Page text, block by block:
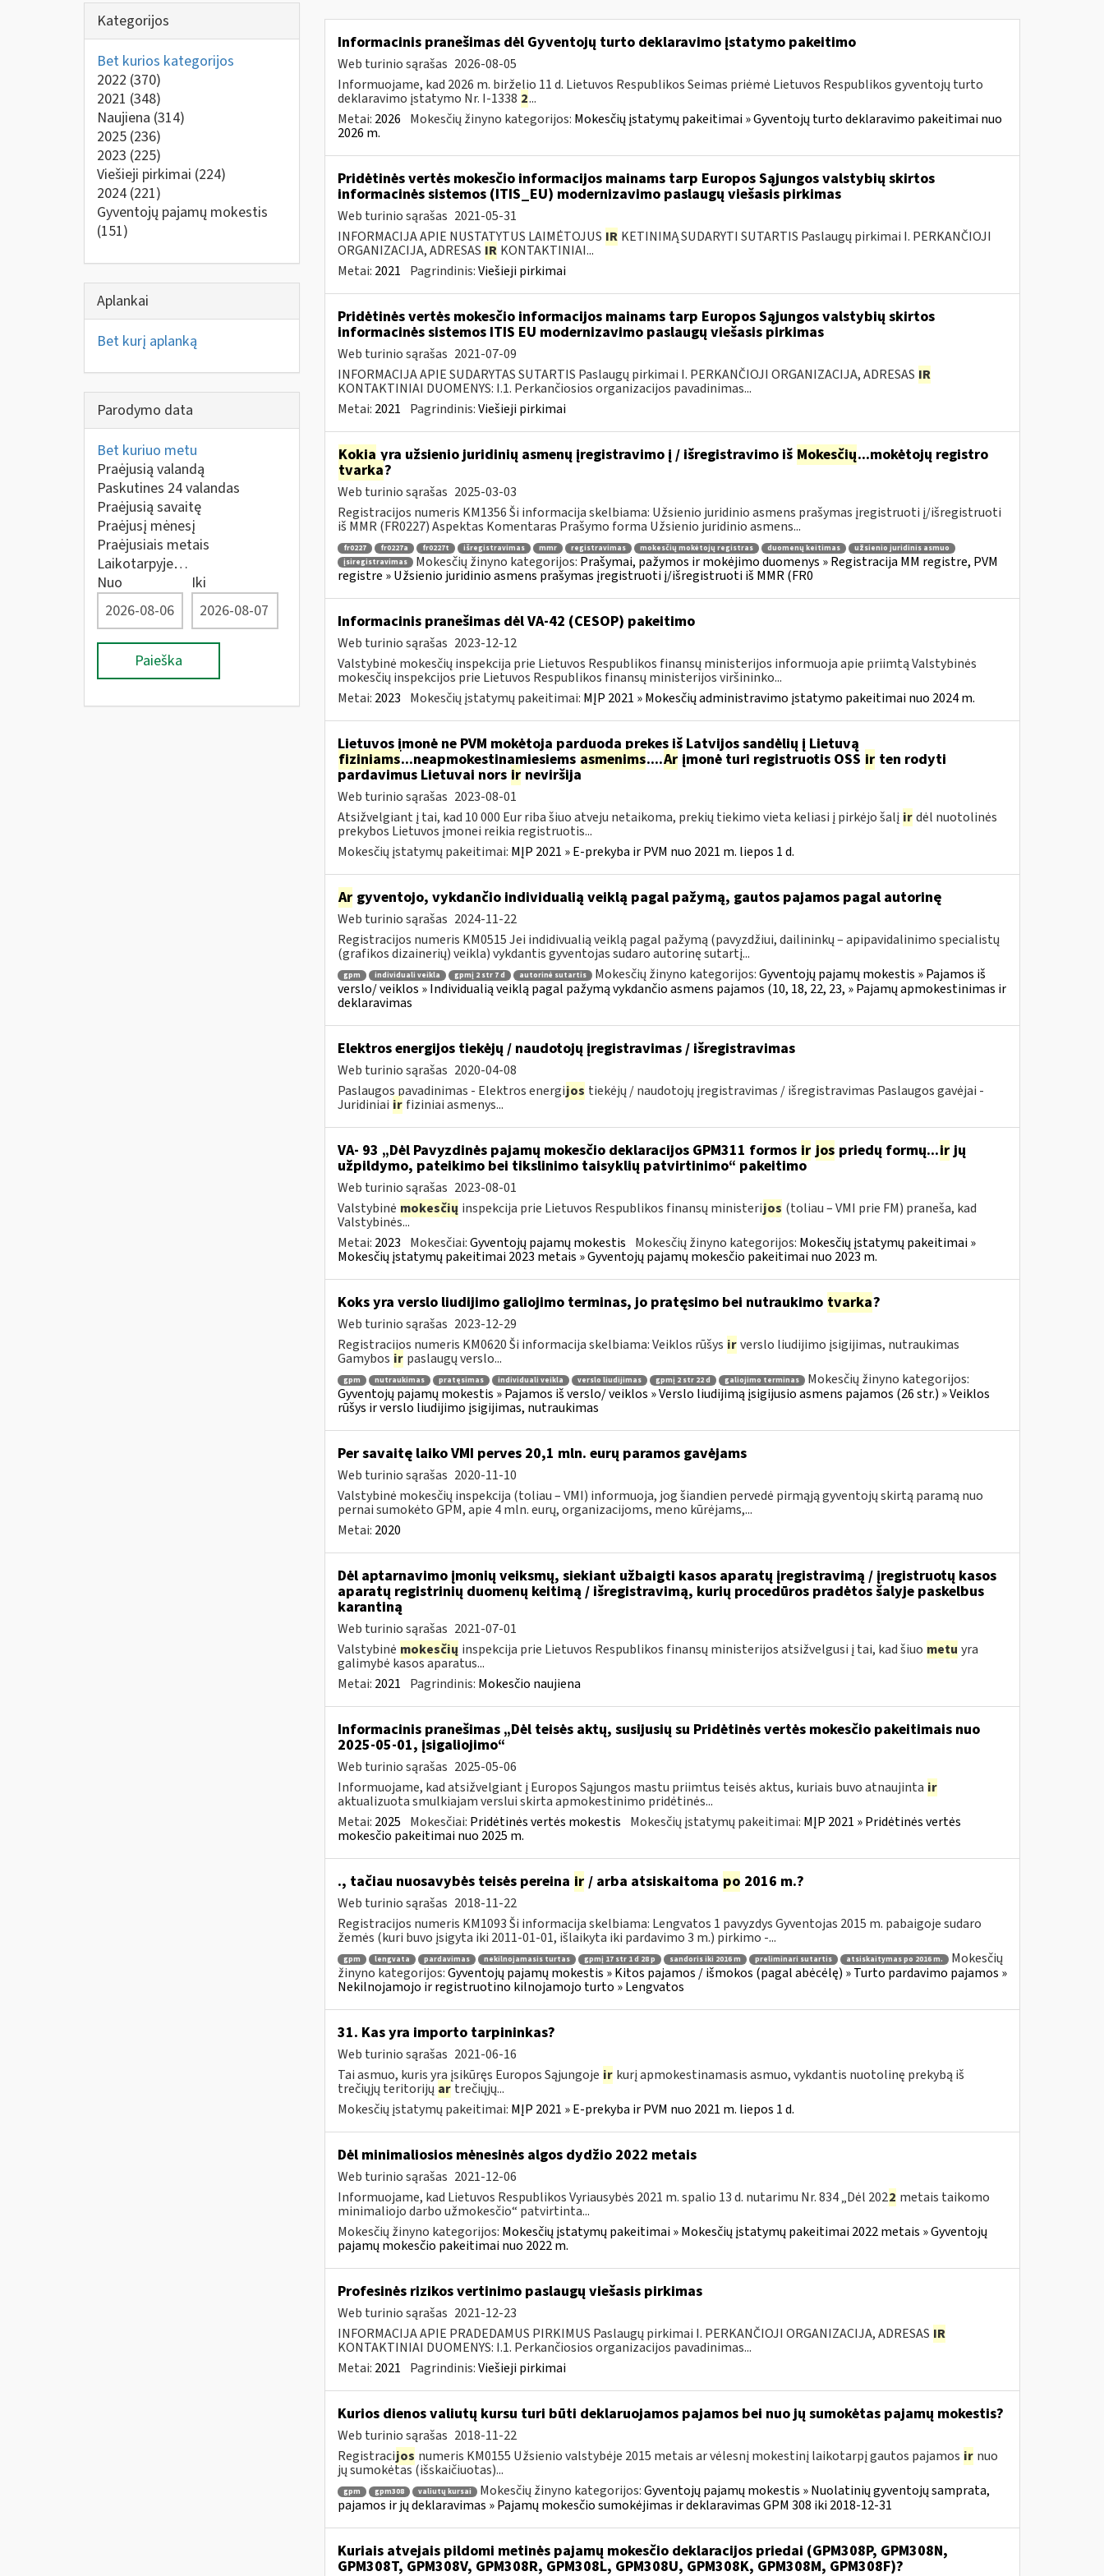
Kategorijos
Bet kurios kategorijos
2022 (370)
2021 (348)
Naujiena (314)
2025 (236)
2023 (225)
Viešieji pirkimai (224)
2024 (221)
Gyventojų pajamų mokestis
(151)
Aplankai
Bet kurį aplanką
Parodymo data
Bet kuriuo metu
Praėjusią valandą
Paskutines 24 valandas
Praėjusią savaitę
Praėjusį mėnesį
Praėjusiais metais
Laikotarpyje…
Nuo
Iki
Paieška
Informacinis pranešimas dėl Gyventojų turto deklaravimo įstatymo pakeitimo
Web turinio sąrašas 2026-08-05
Informuojame, kad 2026 m. birželio 11 d. Lietuvos Respublikos Seimas priėmė Lietuvos Respublikos gyventojų turto
deklaravimo įstatymo Nr. I-1338 2...
Metai: 2026 Mokesčių žinyno kategorijos: Mokesčių įstatymų pakeitimai » Gyventojų turto deklaravimo pakeitimai nuo
2026 m.
Pridėtinės vertės mokesčio informacijos mainams tarp Europos Sąjungos valstybių skirtos
informacinės sistemos (ITIS_EU) modernizavimo paslaugų viešasis pirkimas
Web turinio sąrašas 2021-05-31
INFORMACIJA APIE NUSTATYTUS LAIMĖTOJUS IR KETINIMĄ SUDARYTI SUTARTIS Paslaugų pirkimai I. PERKANČIOJI
ORGANIZACIJA, ADRESAS IR KONTAKTINIAI...
Metai: 2021 Pagrindinis:Viešieji pirkimai
Pridėtinės vertės mokesčio informacijos mainams tarp Europos Sąjungos valstybių skirtos
informacinės sistemos ITIS EU modernizavimo paslaugų viešasis pirkimas
Web turinio sąrašas 2021-07-09
INFORMACIJA APIE SUDARYTAS SUTARTIS Paslaugų pirkimai I. PERKANČIOJI ORGANIZACIJA, ADRESAS IR
KONTAKTINIAI DUOMENYS: I.1. Perkančiosios organizacijos pavadinimas...
Metai: 2021 Pagrindinis:Viešieji pirkimai
Kokiayra užsienio juridinių asmenų įregistravimo į / išregistravimo iš Mokesčių...mokėtojų registro
tvarka?
Web turinio sąrašas 2025-03-03
Registracijos numeris KM1356 Ši informacija skelbiama: Užsienio juridinio asmens prašymas įregistruoti į/išregistruoti
iš MMR (FR0227) Aspektas Komentaras Prašymo forma Užsienio juridinio asmens...
fr0227 fr0227a fr0227t išregistravimas mmr registravimas mokesčių mokėtojų registras duomenų keitimas
užsienio juridinis asmuo
įsiregistravimas
Mokesčių žinyno kategorijos: Prašymai, pažymos ir mokėjimo duomenys » Registracija MM registre, PVM
registre » Užsienio juridinio asmens prašymas įregistruoti į/išregistruoti iš MMR (FR0
Informacinis pranešimas dėl VA-42 (CESOP) pakeitimo
Web turinio sąrašas 2023-12-12
Valstybinė mokesčių inspekcija prie Lietuvos Respublikos finansų ministerijos informuoja apie priimtą Valstybinės
mokesčių inspekcijos prie Lietuvos Respublikos finansų ministerijos viršininko...
Metai: 2023 Mokesčių įstatymų pakeitimai: MĮP 2021 » Mokesčių administravimo įstatymo pakeitimai nuo 2024 m.
Lietuvos įmonė ne PVM mokėtoja parduoda prekes iš Latvijos sandėlių į Lietuvą
fiziniams...neapmokestinamiesiems asmenims....Arįmonė turi registruotis OSS irten rodyti
pardavimus Lietuvai nors irneviršija
Web turinio sąrašas 2023-08-01
Atsižvelgiant į tai, kad 10 000 Eur riba šiuo atveju netaikoma, prekių tiekimo vieta keliasi į pirkėjo šalį ir dėl nuotolinės
prekybos Lietuvos įmonei reikia registruotis...
Mokesčių įstatymų pakeitimai: MĮP 2021 » E-prekyba ir PVM nuo 2021 m. liepos 1 d.
Argyventojo, vykdančio individualią veiklą pagal pažymą, gautos pajamos pagal autorinę
Web turinio sąrašas 2024-11-22
Registracijos numeris KM0515 Jei indidivualią veiklą pagal pažymą (pavyzdžiui, dailininkų – apipavidalinimo specialistų
(grafikos dizainerių) veikla) vykdantis gyventojas sudaro autorinę sutartį...
gpm individuali veikla gpmį 2 str 7 d autorinė sutartis Mokesčių žinyno kategorijos:Gyventojų pajamų mokestis » Pajamos iš
verslo/ veiklos » Individualią veiklą pagal pažymą vykdančio asmens pajamos (10, 18, 22, 23, » Pajamų apmokestinimas ir
deklaravimas
Elektros energijos tiekėjų / naudotojų įregistravimas / išregistravimas
Web turinio sąrašas 2020-04-08
Paslaugos pavadinimas - Elektros energijos tiekėjų / naudotojų įregistravimas / išregistravimas Paslaugos gavėjai -
Juridiniai ir fiziniai asmenys...
VA- 93 „Dėl Pavyzdinės pajamų mokesčio deklaracijos GPM311 formos ir jos priedų formų...irjų
užpildymo, pateikimo bei tikslinimo taisyklių patvirtinimo“ pakeitimo
Web turinio sąrašas 2023-08-01
Valstybinė mokesčių inspekcija prie Lietuvos Respublikos finansų ministerijos (toliau – VMI prie FM) praneša, kad
Valstybinės...
Metai: 2023 Mokesčiai:Gyventojų pajamų mokestis Mokesčių žinyno kategorijos: Mokesčių įstatymų pakeitimai »
Mokesčių įstatymų pakeitimai 2023 metais » Gyventojų pajamų mokesčio pakeitimai nuo 2023 m.
Koks yra verslo liudijimo galiojimo terminas, jo pratęsimo bei nutraukimo tvarka?
Web turinio sąrašas 2023-12-29
Registracijos numeris KM0620 Ši informacija skelbiama: Veiklos rūšys ir verslo liudijimo įsigijimas, nutraukimas
Gamybos ir paslaugų verslo...
gpm nutraukimas pratęsimas individuali veikla verslo liudijimas gpmį 2 str 22 d galiojimo terminas
Mokesčių žinyno kategorijos:
Gyventojų pajamų mokestis » Pajamos iš verslo/ veiklos » Verslo liudijimą įsigijusio asmens pajamos (26 str.) » Veiklos
rūšys ir verslo liudijimo įsigijimas, nutraukimas
Per savaitę laiko VMI perves 20,1 mln. eurų paramos gavėjams
Web turinio sąrašas 2020-11-10
Valstybinė mokesčių inspekcija (toliau – VMI) informuoja, jog šiandien pervedė pirmąją gyventojų skirtą paramą nuo
pernai sumokėto GPM, apie 4 mln. eurų, organizacijoms, meno kūrėjams,...
Metai: 2020
Dėl aptarnavimo įmonių veiksmų, siekiant užbaigti kasos aparatų įregistravimą / įregistruotų kasos
aparatų registrinių duomenų keitimą / išregistravimą, kurių procedūros pradėtos šalyje paskelbus
karantiną
Web turinio sąrašas 2021-07-01
Valstybinė mokesčių inspekcija prie Lietuvos Respublikos finansų ministerijos atsižvelgusi į tai, kad šiuo metu yra
galimybė kasos aparatus...
Metai: 2021 Pagrindinis: Mokesčio naujiena
Informacinis pranešimas „Dėl teisės aktų, susijusių su Pridėtinės vertės mokesčio pakeitimais nuo
2025-05-01, įsigaliojimo“
Web turinio sąrašas 2025-05-06
Informuojame, kad atsižvelgiant į Europos Sąjungos mastu priimtus teisės aktus, kuriais buvo atnaujinta ir
aktualizuota smulkiajam verslui skirta apmokestinimo pridėtinės...
Metai: 2025 Mokesčiai: Pridėtinės vertės mokestis Mokesčių įstatymų pakeitimai: MĮP 2021 » Pridėtinės vertės
mokesčio pakeitimai nuo 2025 m.
., tačiau nuosavybės teisės pereina ir/ arba atsiskaitoma po 2016 m.?
Web turinio sąrašas 2018-11-22
Registracijos numeris KM1093 Ši informacija skelbiama: Lengvatos 1 pavyzdys Gyventojas 2015 m. pabaigoje sudaro
žemės (kuri buvo įsigyta iki 2011-01-01, išlaikyta iki pardavimo 3 m.) pirkimo -...
gpm lengvata pardavimas nekilnojamasis turtas gpmį 17 str 1 d 28 p sandoris iki 2016 m preliminari sutartis atsiskaitymas po 2016 m.
Mokesčių
žinyno kategorijos:Gyventojų pajamų mokestis » Kitos pajamos / išmokos (pagal abėcėlę) » Turto pardavimo pajamos »
Nekilnojamojo ir registruotino kilnojamojo turto » Lengvatos
31. Kas yra importo tarpininkas?
Web turinio sąrašas 2021-06-16
Tai asmuo, kuris yra įsikūręs Europos Sąjungoje ir kurį apmokestinamasis asmuo, vykdantis nuotolinę prekybą iš
trečiųjų teritorijų ar trečiųjų...
Mokesčių įstatymų pakeitimai: MĮP 2021 » E-prekyba ir PVM nuo 2021 m. liepos 1 d.
Dėl minimaliosios mėnesinės algos dydžio 2022 metais
Web turinio sąrašas 2021-12-06
Informuojame, kad Lietuvos Respublikos Vyriausybės 2021 m. spalio 13 d. nutarimu Nr. 834 „Dėl 2022 metais taikomo
minimaliojo darbo užmokesčio“ patvirtinta...
Mokesčių žinyno kategorijos: Mokesčių įstatymų pakeitimai » Mokesčių įstatymų pakeitimai 2022 metais » Gyventojų
pajamų mokesčio pakeitimai nuo 2022 m.
Profesinės rizikos vertinimo paslaugų viešasis pirkimas
Web turinio sąrašas 2021-12-23
INFORMACIJA APIE PRADEDAMUS PIRKIMUS Paslaugų pirkimai I. PERKANČIOJI ORGANIZACIJA, ADRESAS IR
KONTAKTINIAI DUOMENYS: I.1. Perkančiosios organizacijos pavadinimas...
Metai: 2021 Pagrindinis:Viešieji pirkimai
Kurios dienos valiutų kursu turi būti deklaruojamos pajamos bei nuo jų sumokėtas pajamų mokestis?
Web turinio sąrašas 2018-11-22
Registracijos numeris KM0155 Užsienio valstybėje 2015 metais ar vėlesnį mokestinį laikotarpį gautos pajamos ir nuo
jų sumokėtas (išskaičiuotas)...
gpm gpm308 valiutų kursai Mokesčių žinyno kategorijos:Gyventojų pajamų mokestis » Nuolatinių gyventojų samprata,
pajamos ir jų deklaravimas » Pajamų mokesčio sumokėjimas ir deklaravimas GPM 308 iki 2018-12-31
Kuriais atvejais pildomi metinės pajamų mokesčio deklaracijos priedai (GPM308P, GPM308N,
GPM308T, GPM308V, GPM308R, GPM308L, GPM308U, GPM308K, GPM308M, GPM308F)?